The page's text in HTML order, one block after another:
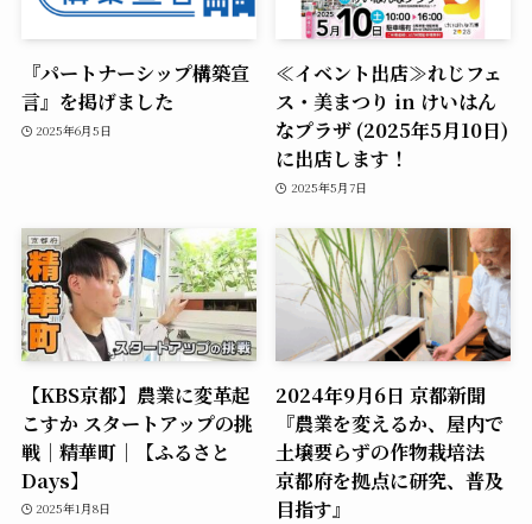
『パートナーシップ構築宣
言』を掲げました
2025年6月5日
≪イベント出店≫れじフェ
ス・美まつり in けいはん
なプラザ (2025年5月10日)
に出店します！
2025年5月7日
【KBS京都】農業に変革起
こすか スタートアップの挑
戦｜精華町｜【ふるさと
Days】
2025年1月8日
2024年9月6日 京都新聞
『農業を変えるか、屋内で
土壌要らずの作物栽培法
京都府を拠点に研究、普及
目指す』